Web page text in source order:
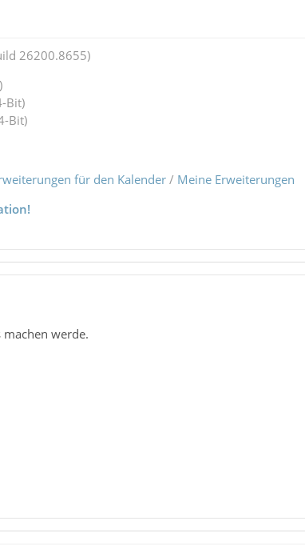
26200.8655)
Bit)
Bit)
für den Kalender/ Meine Erweiterungen
werde.